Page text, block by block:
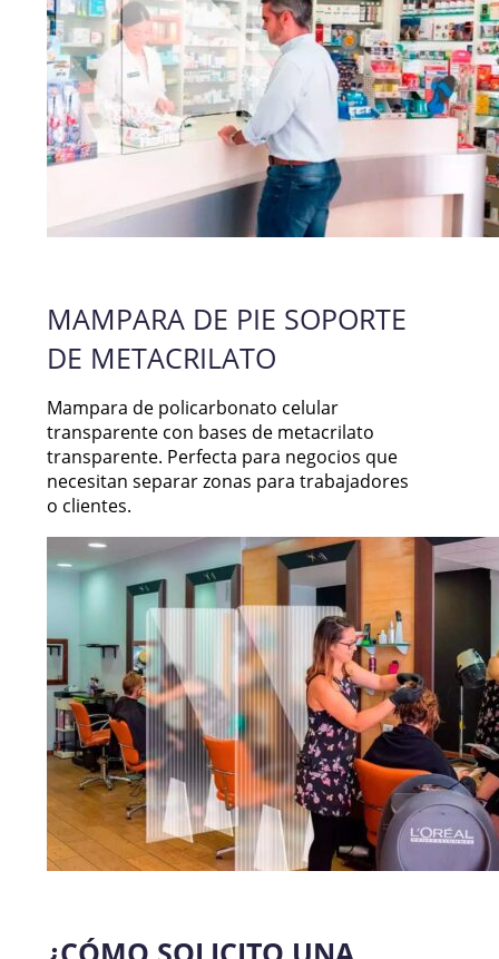
MAMPARA DE PIE SOPORTE
DE METACRILATO
Mampara de policarbonato celular
transparente con bases de metacrilato
transparente. Perfecta para negocios que
necesitan separar zonas para trabajadores
o clientes.